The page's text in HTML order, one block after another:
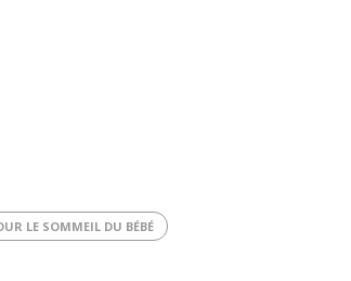
LE SOMMEIL DU BÉBÉ